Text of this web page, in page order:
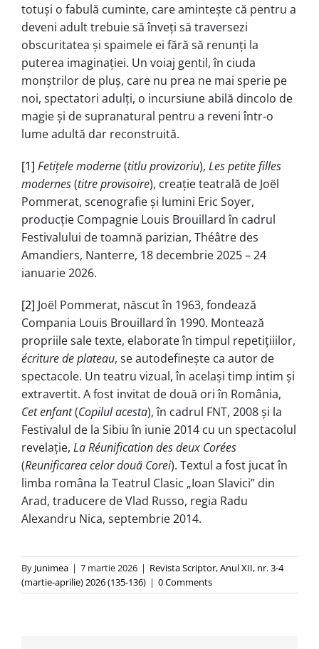
totuși o fabulă cuminte, care amintește că pentru a
deveni adult trebuie să înveţi să traversezi
obscuritatea şi spaimele ei fără să renunți la
puterea imaginaţiei. Un voiaj gentil, în ciuda
monștrilor de pluș, care nu prea ne mai sperie pe
noi, spectatori adulți, o incursiune abilă dincolo de
magie şi de supranatural pentru a reveni într-o
lume adultă dar reconstruită.
[1] Fetiţele moderne(titlu provizoriu), Les petite filles
modernes(titre provisoire), creație teatrală de Joël
Pommerat, scenografie și lumini Eric Soyer,
producţie Compagnie Louis Brouillard în cadrul
Festivalului de toamnă parizian, Théâtre des
Amandiers, Nanterre, 18 decembrie 2025 – 24
ianuarie 2026.
[2] Joël Pommerat, născut în 1963, fondează
Compania Louis Brouillard în 1990. Montează
propriile sale texte, elaborate în timpul repetiţiiilor,
écriture de plateau, se autodefineşte ca autor de
spectacole. Un teatru vizual, în același timp intim și
extravertit. A fost invitat de două ori în România,
Cet enfant(Copilul acesta), în cadrul FNT, 2008 şi la
Festivalul de la Sibiu în iunie 2014 cu un spectacolul
revelaţie, La Réunification des deux Corées
(Reunificarea celor două Corei). Textul a fost jucat în
limba româna la Teatrul Clasic „Ioan Slavici” din
Arad, traducere de Vlad Russo, regia Radu
Alexandru Nica, septembrie 2014.
By Junimea | 7 martie 2026 | Revista Scriptor, Anul XII, nr. 3-4
(martie-aprilie) 2026 (135-136) | 0 Comments